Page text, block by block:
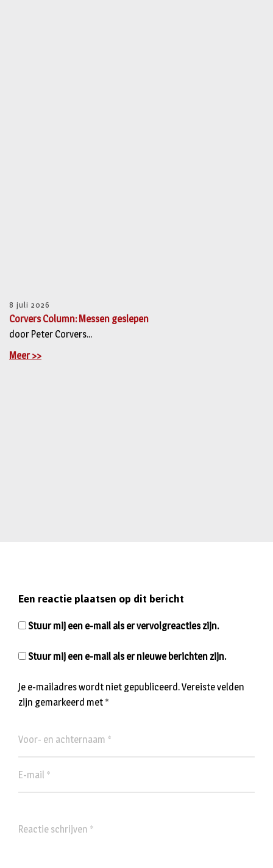
8 juli 2026
Corvers Column: Messen geslepen
door Peter Corvers...
Meer >>
Een reactie plaatsen op dit bericht
Je e-mailadres wordt niet gepubliceerd.Vereiste velden
zijn gemarkeerd met *
Stuur mij een e-mail als er vervolgreacties zijn.
Stuur mij een e-mail als er nieuwe berichten zijn.